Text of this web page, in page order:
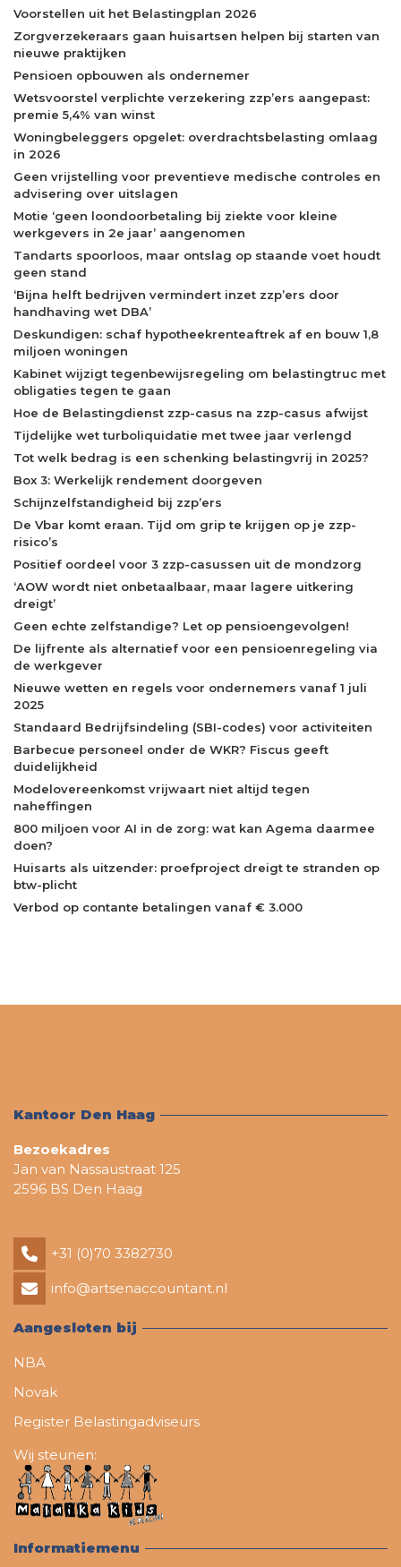
Voorstellen uit het Belastingplan 2026
Zorgverzekeraars gaan huisartsen helpen bij starten van
nieuwe praktijken
Pensioen opbouwen als ondernemer
Wetsvoorstel verplichte verzekering zzp’ers aangepast:
premie 5,4% van winst
Woningbeleggers opgelet: overdrachtsbelasting omlaag
in 2026
Geen vrijstelling voor preventieve medische controles en
advisering over uitslagen
Motie ‘geen loondoorbetaling bij ziekte voor kleine
werkgevers in 2e jaar’ aangenomen
Tandarts spoorloos, maar ontslag op staande voet houdt
geen stand
‘Bijna helft bedrijven vermindert inzet zzp’ers door
handhaving wet DBA’
Deskundigen: schaf hypotheekrenteaftrek af en bouw 1,8
miljoen woningen
Kabinet wijzigt tegenbewijsregeling om belastingtruc met
obligaties tegen te gaan
Hoe de Belastingdienst zzp-casus na zzp-casus afwijst
Tijdelijke wet turboliquidatie met twee jaar verlengd
Tot welk bedrag is een schenking belastingvrij in 2025?
Box 3: Werkelijk rendement doorgeven
Schijnzelfstandigheid bij zzp’ers
De Vbar komt eraan. Tijd om grip te krijgen op je zzp-
risico’s
Positief oordeel voor 3 zzp-casussen uit de mondzorg
‘AOW wordt niet onbetaalbaar, maar lagere uitkering
dreigt’
Geen echte zelfstandige? Let op pensioengevolgen!
De lijfrente als alternatief voor een pensioenregeling via
de werkgever
Nieuwe wetten en regels voor ondernemers vanaf 1 juli
2025
Standaard Bedrijfsindeling (SBI-codes) voor activiteiten
Barbecue personeel onder de WKR? Fiscus geeft
duidelijkheid
Modelovereenkomst vrijwaart niet altijd tegen
naheffingen
800 miljoen voor AI in de zorg: wat kan Agema daarmee
doen?
Huisarts als uitzender: proefproject dreigt te stranden op
btw-plicht
Verbod op contante betalingen vanaf € 3.000
Kantoor Den Haag
Bezoekadres
Jan van Nassaustraat 125
2596 BS Den Haag
+31 (0)70 3382730
info@artsenaccountant.nl
Aangesloten bij
NBA
Novak
Register Belastingadviseurs
Wij steunen:
Informatiemenu